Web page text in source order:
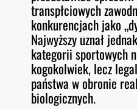
transpłciowych
konkurencjach jako
Najwyższy uznał
kategorii sportowych
kogokolwiek, lecz
państwa w obronie
biologicznych.